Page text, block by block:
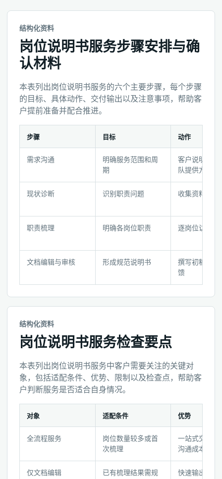
结构化资料
岗位说明书服务步骤安排与确
认材料
本表列出岗位说明书服务的六个主要步骤，每个步骤
的目标、具体动作、交付输出以及注意事项，帮助客
户提前准备并配合推进。
明
服
务
骤
安
与
确
认
材
料
步骤 目标 动作
需求沟通
明确服务范围和周
期
客户说明背景
队提供方案
现状诊断 识别职责问题 收集资料并分
职责梳理 明确各岗位职责 逐岗位访谈和
文档编辑与审核 形成规范说明书
撰写初稿并收
馈
结构化资料
岗位说明书服务检查要点
本表列出岗位说明书服务中客户需要关注的关键对
象，包括适配条件、优势、限制以及检查点，帮助客
户判断服务是否适合自身情况。
对象 适配条件 优势
全流程服务
岗位数量较多或首
次梳理
一站式交付，
沟通成本
仅文档编辑
已有梳理结果需规
快速输出标准